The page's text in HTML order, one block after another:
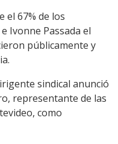
el 67% de los
Ivonne Passada el
públicamente y
sindical anunció
representante de las
como